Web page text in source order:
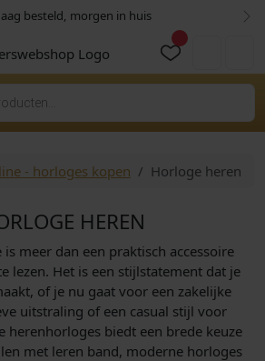
besteld, morgen in huis
Account
- horloges kopen Horloge heren
HEREN
meer dan een praktisch accessoire
lezen. Het is een stijlstatement dat je
of je nu gaat voor een zakelijke
uitstraling of een casual stijl voor
herenhorloges biedt een brede keuze
met leren band, moderne horloges